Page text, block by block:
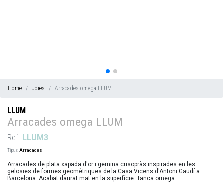
Home Joies Arracades omega LLUM
LLUM
Arracades omega LLUM
Ref. LLUM3
Tipus:Arracades
Arracades de plata xapada d'or i gemma crisopràs inspirades en les
gelosies de formes geomètriques de la Casa Vicens d'Antoni Gaudí a
Barcelona. Acabat daurat mat en la superfície. Tanca omega.